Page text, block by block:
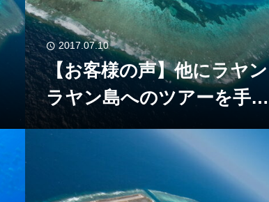
2017.07.10
【お客様の声】他にラヤン
ラヤン島へのツアーを手配
している旅行会社が見つか
らなかったので